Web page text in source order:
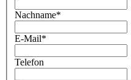
Nachname*
E-Mail*
Telefon